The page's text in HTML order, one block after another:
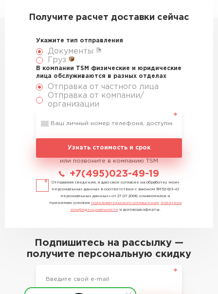
Получите расчет доставки сейчас
Укажите тип отправления
Документы
Груз
В компании TSM физические и юридические
лица обслуживаются в разных отделах
Отправка от частного лица
Отправка от компании/
организации
Узнать стоимость и срок
или позвоните в компанию TSM
+7(495)023-49-19
Отправляя сведения, я даю свое согласие на обработку моих
персональных данных в соответствии с законом №152-ФЗ «О
персональных данных» от 27.07.2006, ознакомился и
принимаю условия пользовательского соглашения
политики
конфиденциальности и договора оферты.
Подпишитесь на рассылку —
получите персональную скидку